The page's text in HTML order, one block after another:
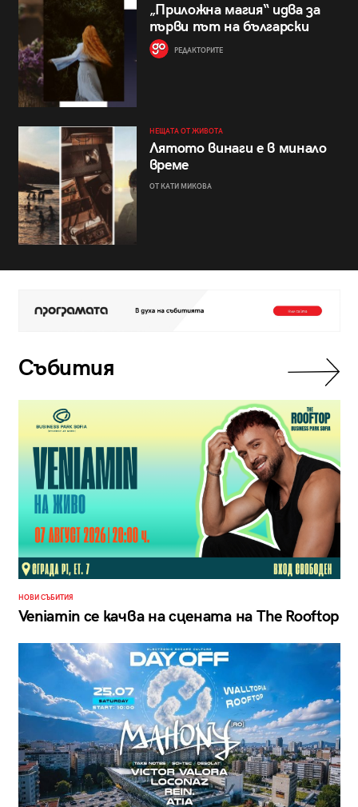
„Приложна магия“ идва за
първи път на български
РЕДАКТОРИТЕ
НЕЩАТА ОТ ЖИВОТА
Лятото винаги е в минало
време
ОТ КАТИ МИКОВА
Събития
НОВИ СЪБИТИЯ
Veniamin се качва на сцената на The Rooftop